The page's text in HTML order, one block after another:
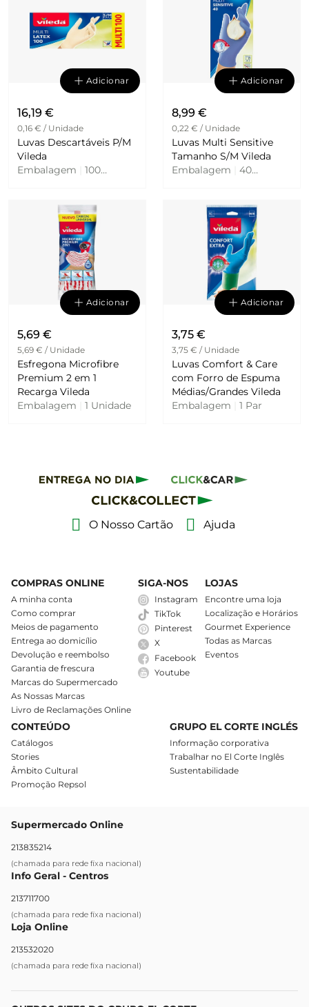
Adicionar
16,19 €
0,16 € / Unidade
Luvas Descartáveis P/M
Vileda
Embalagem
100
Adicionar
8,99 €
0,22 € / Unidade
Luvas Multi Sensitive
Tamanho S/M Vileda
Embalagem
40
Adicionar
5,69 €
5,69 € / Unidade
Esfregona Microfibre
Premium 2 em 1
Recarga Vileda
Embalagem
1 Unidade
Adicionar
3,75 €
3,75 € / Unidade
Luvas Comfort & Care
com Forro de Espuma
Médias/Grandes Vileda
Embalagem
1 Par
O Nosso Cartão Ajuda
COMPRAS ONLINE
A minha conta
Como comprar
Meios de pagamento
Entrega ao domicílio
Devolução e reembolso
Garantia de frescura
Marcas do Supermercado
As Nossas Marcas
Livro de Reclamações Online
SIGA-NOS
Instagram
TikTok
Pinterest
X
Facebook
Youtube
LOJAS
Encontre uma loja
Localização e Horários
Gourmet Experience
Todas as Marcas
Eventos
CONTEÚDO
Catálogos
Stories
Âmbito Cultural
Promoção Repsol
GRUPO EL CORTE INGLÉS
Informação corporativa
Trabalhar no El Corte Inglês
Sustentabilidade
Supermercado Online
213835214
(chamada para rede fixa nacional)
Info Geral - Centros
213711700
(chamada para rede fixa nacional)
Loja Online
213532020
(chamada para rede fixa nacional)